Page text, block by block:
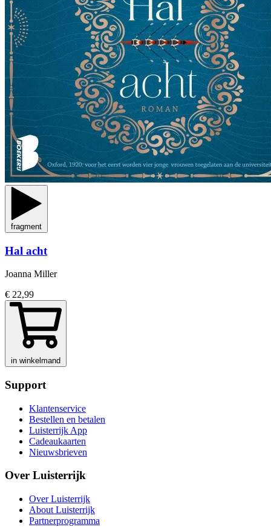
fragment
Hal acht
Joanna Miller
€ 22,99
in winkelmand
Support
Klantenservice
Bestellen en betalen
Luisterrijk App
Cadeaukaarten
Nieuwsbrieven
Over Luisterrijk
Over Luisterrijk
About Luisterrijk
Partnerprogramma